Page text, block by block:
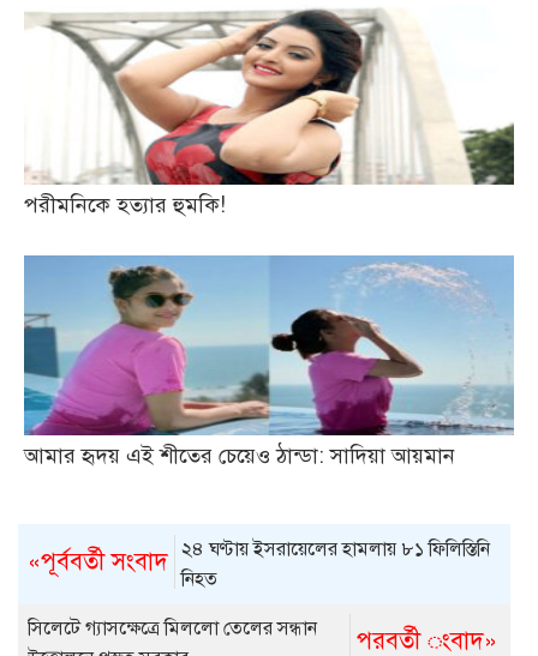
পরীমনিকে হত্যার হুমকি!
আমার হৃদয় এই শীতের চেয়েও ঠান্ডা: সাদিয়া আয়মান
«পূর্ববর্তী সংবাদ ২৪ ঘণ্টায় ইসরায়েলের হামলায় ৮১ ফিলিস্তিনি
নিহত
পরবর্তী ংবাদ»
সিলেটে গ্যাসক্ষেত্রে মিললো তেলের সন্ধান